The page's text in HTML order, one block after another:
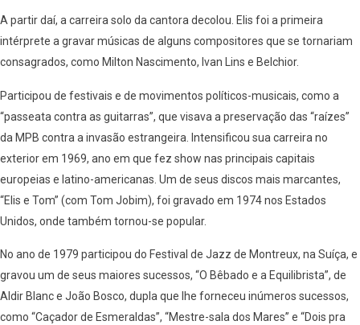
A partir daí, a carreira solo da cantora decolou. Elis foi a primeira
intérprete a gravar músicas de alguns compositores que se tornariam
consagrados, como Milton Nascimento, Ivan Lins e Belchior.
Participou de festivais e de movimentos políticos-musicais, como a
“passeata contra as guitarras”, que visava a preservação das “raízes”
da MPB contra a invasão estrangeira. Intensificou sua carreira no
exterior em 1969, ano em que fez show nas principais capitais
europeias e latino-americanas. Um de seus discos mais marcantes,
“Elis e Tom” (com Tom Jobim), foi gravado em 1974 nos Estados
Unidos, onde também tornou-se popular.
No ano de 1979 participou do Festival de Jazz de Montreux, na Suíça, e
gravou um de seus maiores sucessos, “O Bêbado e a Equilibrista”, de
Aldir Blanc e João Bosco, dupla que lhe forneceu inúmeros sucessos,
como “Caçador de Esmeraldas”, “Mestre-sala dos Mares” e “Dois pra